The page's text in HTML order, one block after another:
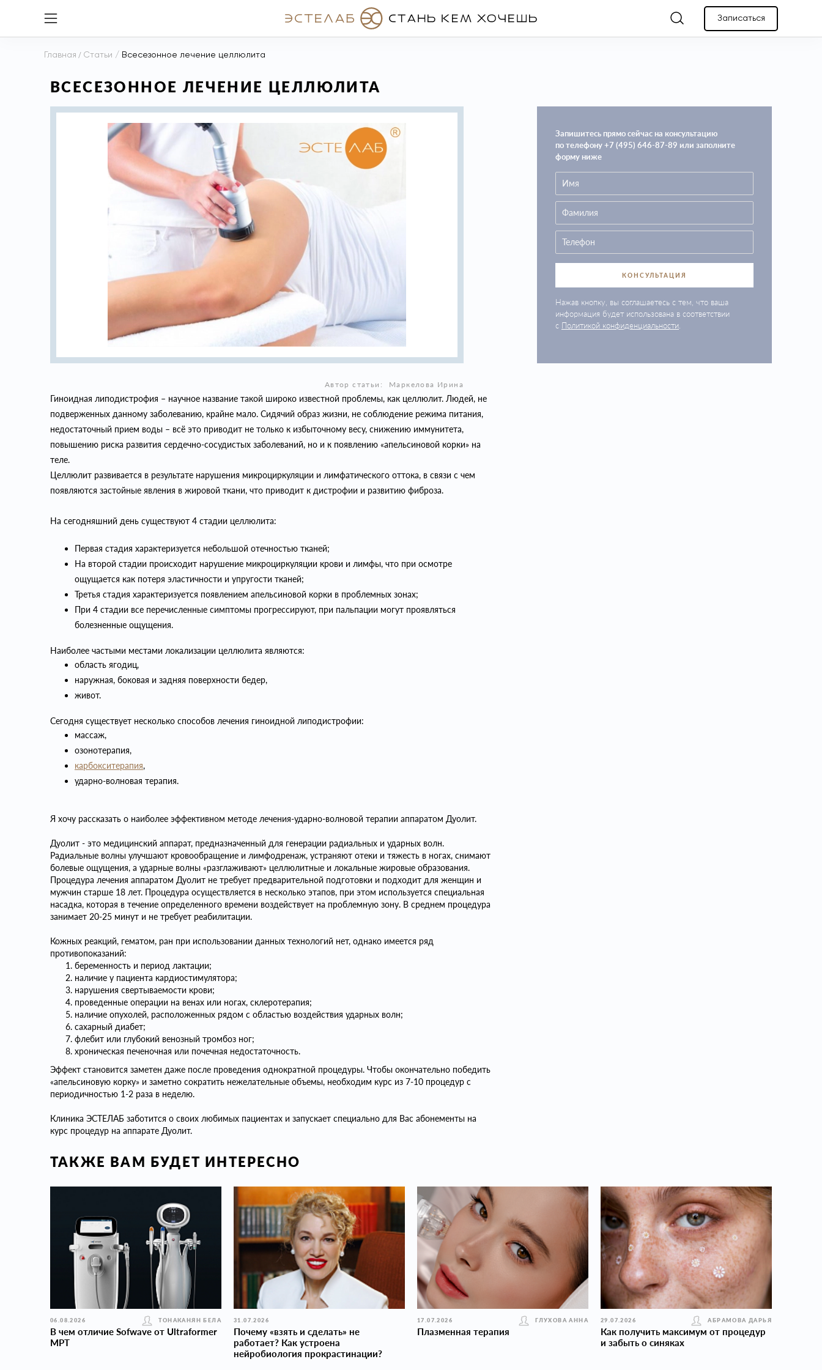
Записаться
Главная / Статьи / Всесезонное лечение целлюлита
ВСЕСЕЗОННОЕ ЛЕЧЕНИЕ ЦЕЛЛЮЛИТА
Автор статьи: Маркелова Ирина
Запишитесь прямо сейчас на консультацию
по телефону +7 (495) 646-87-89 или заполните
форму ниже
КОНСУЛЬТАЦИЯ
Нажав кнопку, вы соглашаетесь с тем, что ваша
информация будет использована в соответствии
с Политикой конфиденциальности
Гиноидная липодистрофия – научное название такой широко известной проблемы, как целлюлит. Людей, не
подверженных данному заболеванию, крайне мало. Сидячий образ жизни, не соблюдение режима питания,
недостаточный прием воды – всё это приводит не только к избыточному весу, снижению иммунитета,
повышению риска развития сердечно-сосудистых заболеваний, но и к появлению «апельсиновой корки» на
теле.
Целлюлит развивается в результате нарушения микроциркуляции и лимфатического оттока, в связи с чем
появляются застойные явления в жировой ткани, что приводит к дистрофии и развитию фиброза.
На сегодняшний день существуют 4 стадии целлюлита:
Первая стадия характеризуется небольшой отечностью тканей;
На второй стадии происходит нарушение микроциркуляции крови и лимфы, что при осмотре
ощущается как потеря эластичности и упругости тканей;
Третья стадия характеризуется появлением апельсиновой корки в проблемных зонах;
При 4 стадии все перечисленные симптомы прогрессируют, при пальпации могут проявляться
болезненные ощущения.
Наиболее частыми местами локализации целлюлита являются:
область ягодиц,
наружная, боковая и задняя поверхности бедер,
живот.
Сегодня существует несколько способов лечения гиноидной липодистрофии:
массаж,
озонотерапия,
карбокситерапия,
ударно-волновая терапия.
Я хочу рассказать о наиболее эффективном методе лечения-ударно-волновой терапии аппаратом Дуолит.
Дуолит - это медицинский аппарат, предназначенный для генерации радиальных и ударных волн.
Радиальные волны улучшают кровообращение и лимфодренаж, устраняют отеки и тяжесть в ногах, снимают
болевые ощущения, а ударные волны «разглаживают» целлюлитные и локальные жировые образования.
Процедура лечения аппаратом Дуолит не требует предварительной подготовки и подходит для женщин и
мужчин старше 18 лет. Процедура осуществляется в несколько этапов, при этом используется специальная
насадка, которая в течение определенного времени воздействует на проблемную зону. В среднем процедура
занимает 20-25 минут и не требует реабилитации.
Кожных реакций, гематом, ран при использовании данных технологий нет, однако имеется ряд
противопоказаний:
беременность и период лактации;
наличие у пациента кардиостимулятора;
нарушения свертываемости крови;
проведенные операции на венах или ногах, склеротерапия;
наличие опухолей, расположенных рядом с областью воздействия ударных волн;
сахарный диабет;
флебит или глубокий венозный тромбоз ног;
хроническая печеночная или почечная недостаточность.
Эффект становится заметен даже после проведения однократной процедуры. Чтобы окончательно победить
«апельсиновую корку» и заметно сократить нежелательные объемы, необходим курс из 7-10 процедур с
периодичностью 1-2 раза в неделю.
Клиника ЭСТЕЛАБ заботится о своих любимых пациентах и запускает специально для Вас абонементы на
курс процедур на аппарате Дуолит.
ТАКЖЕ ВАМ БУДЕТ ИНТЕРЕСНО
06.08.2026 ТОНАКАНЯН БЕЛА
В чем отличие Sofwave от Ultraformer
MPT
31.07.2026
Почему «взять и сделать» не
работает? Как устроена
нейробиология прокраcтинации?
17.07.2026 ГЛУХОВА АННА
Плазменная терапия
29.07.2026 АБРАМОВА ДАРЬЯ
Как получить максимум от процедур
и забыть о синяках